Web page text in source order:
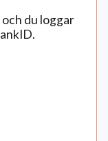
du loggar